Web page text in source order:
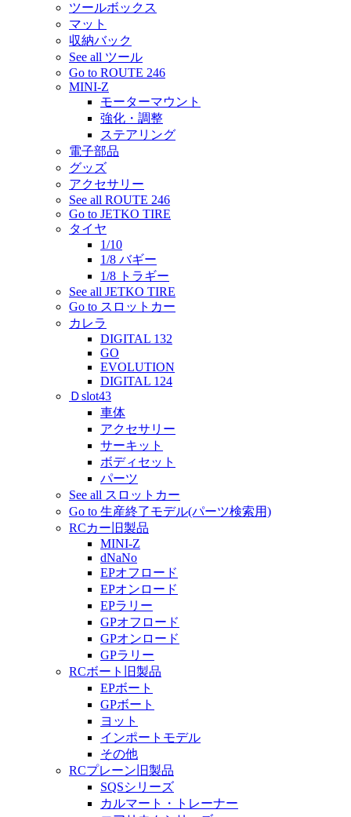
ツールボックス
マット
収納バック
See all ツール
Go to ROUTE 246
MINI-Z
モーターマウント
強化・調整
ステアリング
電子部品
グッズ
アクセサリー
See all ROUTE 246
Go to JETKO TIRE
タイヤ
1/10
1/8 バギー
1/8 トラギー
See all JETKO TIRE
Go to スロットカー
カレラ
DIGITAL 132
GO
EVOLUTION
DIGITAL 124
Ｄslot43
車体
アクセサリー
サーキット
ボディセット
パーツ
See all スロットカー
Go to 生産終了モデル(パーツ検索用)
RCカー旧製品
MINI-Z
dNaNo
EPオフロード
EPオンロード
EPラリー
GPオフロード
GPオンロード
GPラリー
RCボート旧製品
EPボート
GPボート
ヨット
インポートモデル
その他
RCプレーン旧製品
SQSシリーズ
カルマート・トレーナー